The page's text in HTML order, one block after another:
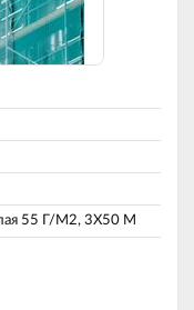
55 Г/М2, 3Х50 М